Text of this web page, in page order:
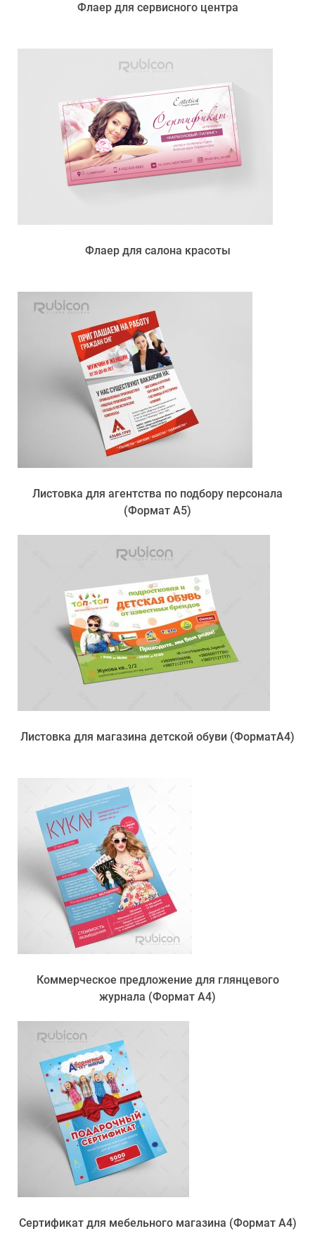
Флаер для сервисного центра
Флаер для салона красоты
Листовка для агентства по подбору персонала
(Формат А5)
Листовка для магазина детской обуви (ФорматА4)
Коммерческое предложение для глянцевого
журнала (Формат А4)
Сертификат для мебельного магазина (Формат А4)